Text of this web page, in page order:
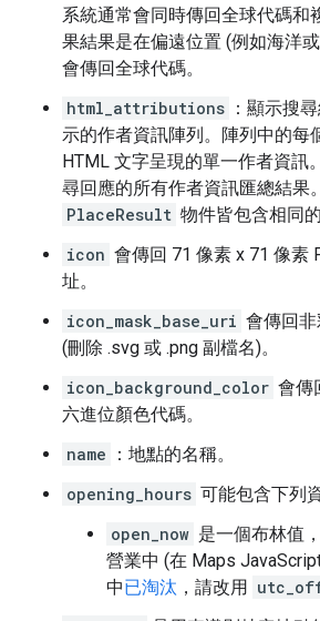
系統通常會同時傳回全球代碼和
果結果是在偏遠位置 (例如海洋
會傳回全球代碼。
html_attributions ：顯示搜
示的作者資訊陣列。陣列中的每
HTML 文字呈現的單一作者資訊。
尋回應的所有作者資訊匯總結果
PlaceResult 物件皆包含相同
icon 會傳回 71 像素 x 71 像素
址。
icon_mask_base_uri 會傳回
(刪除 .svg 或 .png 副檔名)。
icon_background_color 會傳
六進位顏色代碼。
name
：地點的名稱。
opening_hours 可能包含下列
open_now 是一個布林值
營業中 (在 Maps
中已淘汰 ，請改用